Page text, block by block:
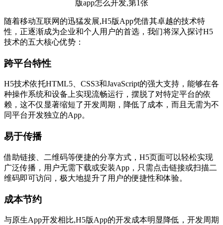
随着移动互联网的迅猛发展,H5版App凭借其卓越的技术特
性，正逐渐成为企业和个人用户的首选，我们将深入探讨H5
技术的五大核心优势：
跨平台特性
H5技术依托HTML5、CSS3和JavaScript的强大支持，能够在各
种操作系统和设备上实现流畅运行，摆脱了对特定平台的依
赖，这不仅显著缩短了开发周期，降低了成本，而且无需为不
同平台开发独立的App。
易于传播
借助链接、二维码等便捷的分享方式，H5页面可以轻松实现
广泛传播，用户无需下载或安装App，只需点击链接或扫描二
维码即可访问，极大地提升了用户的便捷性和体验。
成本节约
与原生App开发相比,H5版App的开发成本明显降低，开发周期